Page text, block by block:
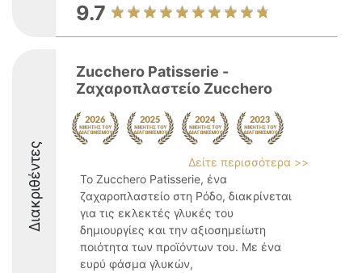
9.7
Διακριθέντες
Zucchero Patisserie -
Ζαχαροπλαστείο Zucchero
Δείτε περισσότερα >>
Το Zucchero Patisserie, ένα
ζαχαροπλαστείο στη Ρόδο, διακρίνεται
για τις εκλεκτές γλυκές του
δημιουργίες και την αξιοσημείωτη
ποιότητα των προϊόντων του. Με ένα
ευρύ φάσμα γλυκών,